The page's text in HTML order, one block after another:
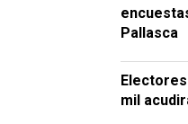
Pallasca
Electores
mil